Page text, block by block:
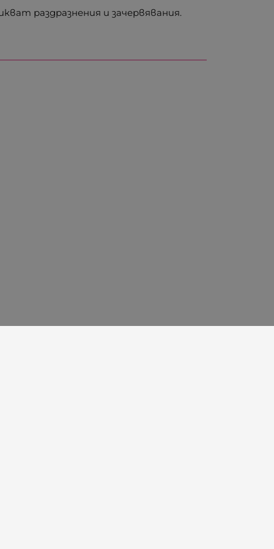
раздразнения и зачервявания.